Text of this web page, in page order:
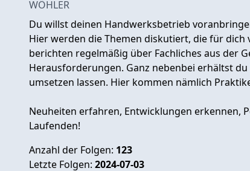
WÖHLER
Du willst deinen Handwerksbetrieb
Hier werden die Themen diskutiert, die für dich
berichten regelmäßig über Fachliches aus der
Herausforderungen. Ganz nebenbei erhältst
umsetzen lassen. Hier kommen nämlich
Neuheiten erfahren, Entwicklungen erkennen,
Laufenden!
Anzahl der Folgen: 123
Letzte Folgen: 2024-07-03